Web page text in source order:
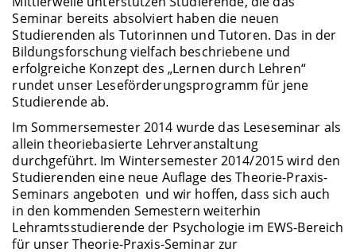
Seminar bereits absolviert haben die neuen
Studierenden als Tutorinnen und Tutoren. Das in der
Bildungsforschung vielfach beschriebene und
erfolgreiche Konzept des „Lernen durch Lehren“
rundet unser Leseförderungsprogramm für jene
Studierende ab.
Im Sommersemester 2014 wurde das Leseseminar als
allein theoriebasierte Lehrveranstaltung
durchgeführt. Im Wintersemester 2014/2015 wird den
Studierenden eine neue Auflage des Theorie-Praxis-
Seminars angeboten und wir hoffen, dass sich auch
in den kommenden Semestern weiterhin
Lehramtsstudierende der Psychologie im EWS-Bereich
für unser Theorie-Praxis-Seminar zur